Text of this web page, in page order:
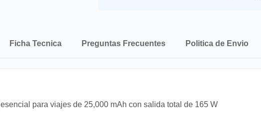
Ficha Tecnica Preguntas Frecuentes Politica de Envio
para viajes de 25,000 mAh con salida total de 165 W